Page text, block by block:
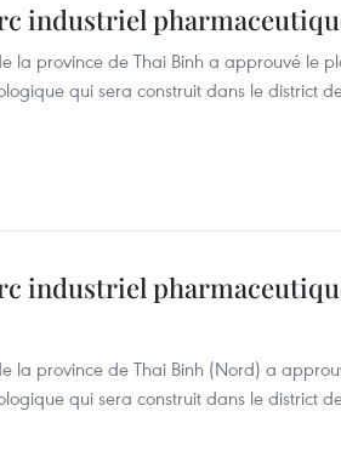
industriel
la province de Thai Binh a approuvé le
qui sera construit dans le district
industriel
la province de Thai Binh (Nord) a
qui sera construit dans le district